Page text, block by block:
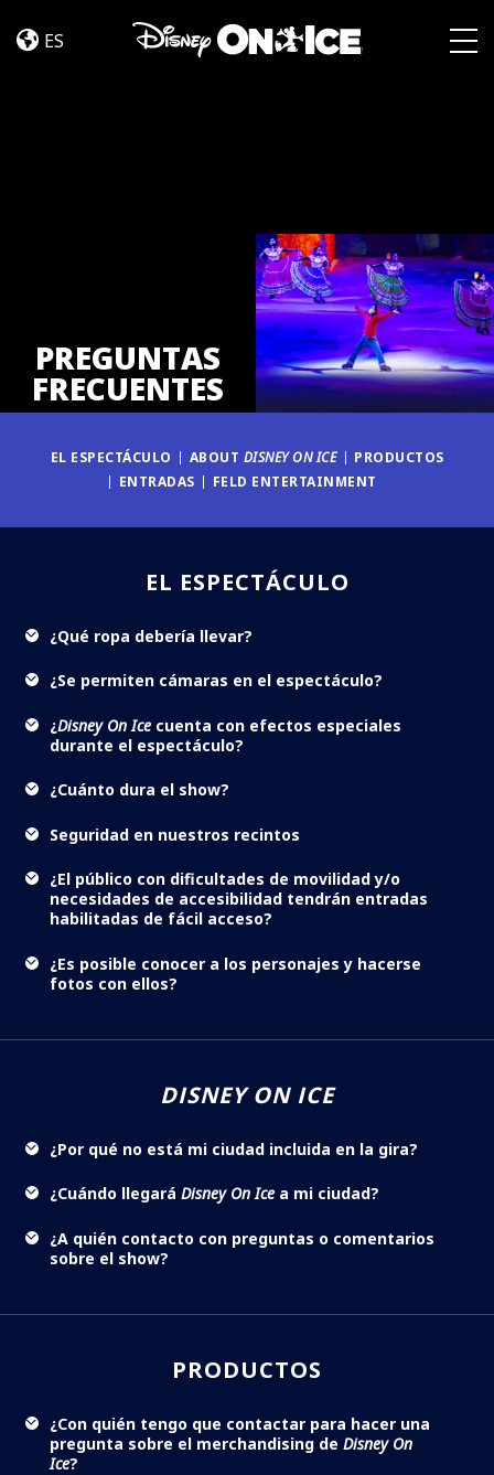
Frecuentes
ES
PREGUNTAS
FRECUENTES
EL ESPECTÁCULO ABOUT DISNEY ON ICE
PRODUCTOS
ENTRADAS
FELD ENTERTAINMENT
EL ESPECTÁCULO
¿Qué ropa debería llevar?
¿Se permiten cámaras en el espectáculo?
¿Disney On Ice cuenta con efectos especiales
durante el espectáculo?
¿Cuánto dura el show?
Seguridad en nuestros recintos
¿El público con dificultades de movilidad y/o
necesidades de accesibilidad tendrán entradas
habilitadas de fácil acceso?
¿Es posible conocer a los personajes y hacerse
fotos con ellos?
DISNEY ON ICE
¿Por qué no está mi ciudad incluida en la gira?
¿Cuándo llegará Disney On Ice a mi ciudad?
¿A quién contacto con preguntas o comentarios
sobre el show?
PRODUCTOS
¿Con quién tengo que contactar para hacer una
pregunta sobre el merchandising de Disney On
Ice?